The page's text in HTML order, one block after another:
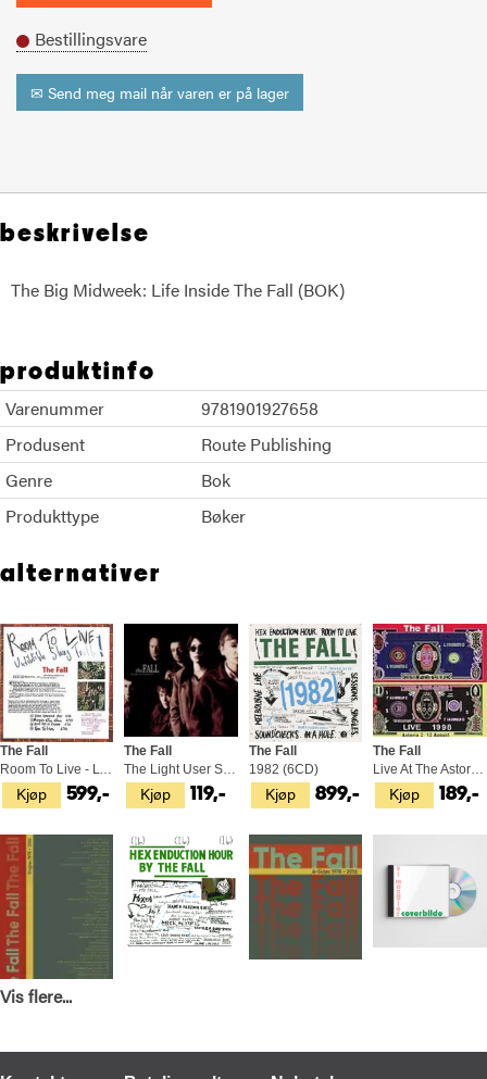
Bestillingsvare
✉ Send meg mail når varen er på lager
beskrivelse
The Big Midweek: Life Inside The Fall (BOK)
produktinfo
Varenummer
9781901927658
Produsent
Route Publishing
Genre
Bok
Produkttype
Bøker
alternativer
Kjøp
The Fall
Room To Live - LTD (2LP)
599,- Kjøp
The Fall
The Light User Syndrome (CD)
119,- Kjøp
The Fall
1982 (6CD)
899,- Kjøp
The Fall
Live At The Astoria 1998 (CD)
189,-
Kjøp 1 049,- Kjøp 549,- Kjøp 449,- Kjøp 99,-
Vis flere...